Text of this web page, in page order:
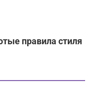
правила стиля